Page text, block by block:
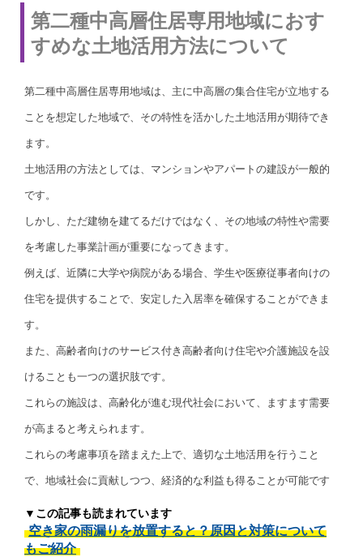
第二種中高層住居専用地域におす
すめな土地活用方法について
第二種中高層住居専用地域は、主に中高層の集合住宅が立地する
ことを想定した地域で、その特性を活かした土地活用が期待でき
ます。
土地活用の方法としては、マンションやアパートの建設が一般的
です。
しかし、ただ建物を建てるだけではなく、その地域の特性や需要
を考慮した事業計画が重要になってきます。
例えば、近隣に大学や病院がある場合、学生や医療従事者向けの
住宅を提供することで、安定した入居率を確保することができま
す。
また、高齢者向けのサービス付き高齢者向け住宅や介護施設を設
けることも一つの選択肢です。
これらの施設は、高齢化が進む現代社会において、ますます需要
が高まると考えられます。
これらの考慮事項を踏まえた上で、適切な土地活用を行うこと
で、地域社会に貢献しつつ、経済的な利益も得ることが可能です
▼この記事も読まれています
空き家の雨漏りを放置すると？原因と対策について
もご紹介